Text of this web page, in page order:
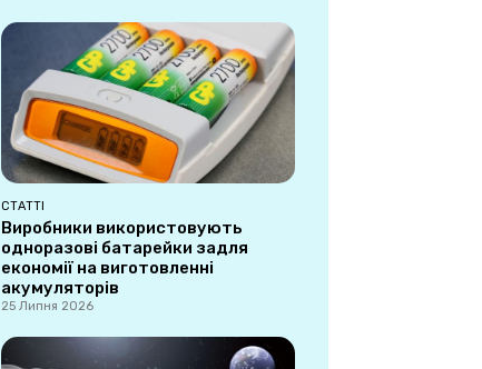
СТАТТІ
Виробники використовують
одноразові батарейки задля
економії на виготовленні
акумуляторів
25 Липня 2026